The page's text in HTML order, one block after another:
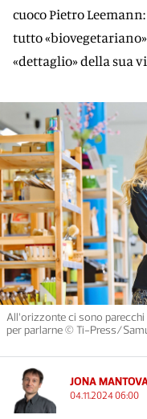
cuoco Pietro
tutto
«dettaglio» della sua
All’orizzonte ci sono
per parlarne © Ti-Press/
JONA
04.11.2024 06:00